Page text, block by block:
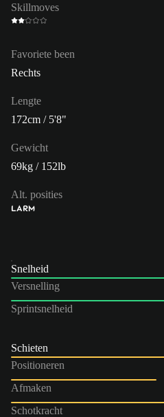
Skillmoves
Favoriete been
Rechts
Lengte
172cm / 5'8"
Gewicht
69kg / 152lb
Alt. posities
LARM
Snelheid
Versnelling
Sprintsnelheid
Schieten
Positioneren
Afmaken
Schotkracht